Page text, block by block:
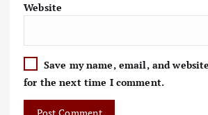
Website
Save my name, email, and
for the next time I comment.